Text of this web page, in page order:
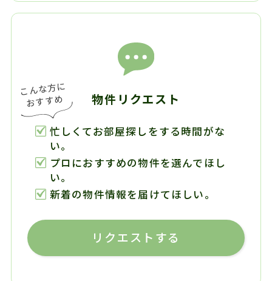
物件リクエスト
忙しくてお部屋探しをする時間がな
い。
プロにおすすめの物件を選んでほし
い。
新着の物件情報を届けてほしい。
リクエストする